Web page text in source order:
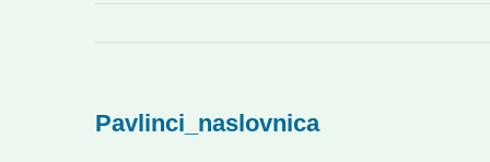
Pavlinci_naslovnica